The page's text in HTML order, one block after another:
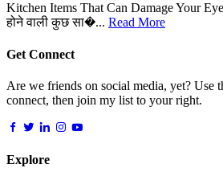
Kitchen Items That Can Damage Your
होने वाली कुछ सा�... Read More
Get Connect
Are we friends on social media, yet? Use
connect, then join my list to your right.
Explore